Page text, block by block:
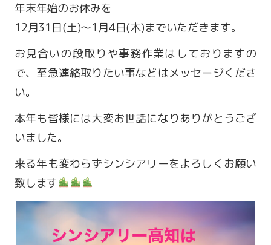
年末年始のお休みを
12月31日(土)〜1月4日(木)までいただきます。
お見合いの段取りや事務作業はしておりますの
で、至急連絡取りたい事などはメッセージくださ
い。
本年も皆様には大変お世話になりありがとうござ
いました。
来る年も変わらずシンシアリーをよろしくお願い
致します